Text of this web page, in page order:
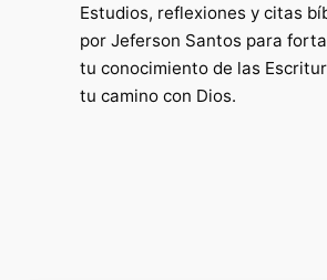
Estudios, reflexiones y citas
por Jeferson Santos para
tu conocimiento de las
tu camino con Dios.